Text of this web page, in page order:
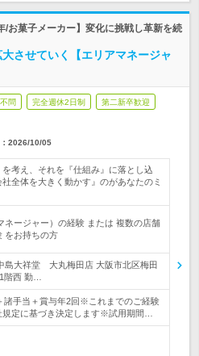
/お菓子メーカー】変化に挑戦し革新を続
させていく【エリアマネージャ
問 完全週休2日制 第二新卒歓迎
2026/10/05
を考え、それを『仕組み』に落とし込
全体を大きく動かす』のがあなたのミ
ネージャー）の経験 または 複数の店舗
をお持ちの方
島大祥堂 大丸梅田店 大阪市北区梅田
西 勤…
諸手当＋賞与年2回※これまでのご経験
規定に基づき決定します※試用期間…